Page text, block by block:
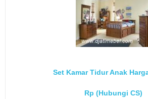
Set Kamar Tidur Anak
Rp (Hubungi CS)